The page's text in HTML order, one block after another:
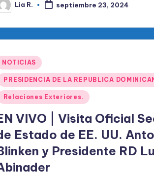
Lia R. septiembre 23, 2024
NOTICIAS
PRESIDENCIA DE LA REPUBLICA
Relaciones Exteriores.
VIVO | Visita Oficial
Estado de EE. UU.
y Presidente RD